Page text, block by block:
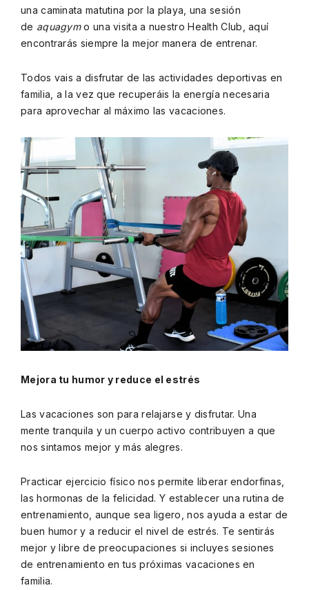
una caminata matutina por la playa, una sesión
de aquagymo una visita a nuestro Health Club, aquí
encontrarás siempre la mejor manera de entrenar.
Todos vais a disfrutar de las actividades deportivas en
familia, a la vez que recuperáis la energía necesaria
para aprovechar al máximo las vacaciones.
Mejora tu humor y reduce el estrés
Las vacaciones son para relajarse y disfrutar. Una
mente tranquila y un cuerpo activo contribuyen a que
nos sintamos mejor y más alegres.
Practicar ejercicio físico nos permite liberar endorfinas,
las hormonas de la felicidad. Y establecer una rutina de
entrenamiento, aunque sea ligero, nos ayuda a estar de
buen humor y a reducir el nivel de estrés. Te sentirás
mejor y libre de preocupaciones si incluyes sesiones
de entrenamiento en tus próximas vacaciones en
familia.